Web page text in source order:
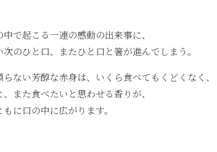
中で起こる一連の感動の出来事に、
次のひと口、またひと口と箸が進んでしまう。
らない芳醇な赤身は、いくら食べてもくどくなく、
、また食べたいと思わせる香りが、
に口の中に広がります。